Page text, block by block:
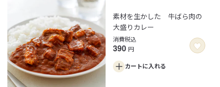
素材を生かした 牛ばら肉の
大盛りカレー
消費税込
390 円
カートに入れる